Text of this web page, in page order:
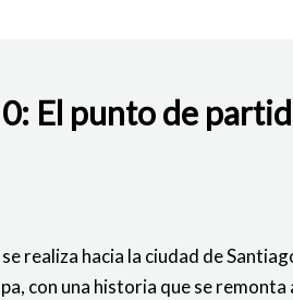
El punto de
realiza hacia la ciudad de
con una historia que se remonta